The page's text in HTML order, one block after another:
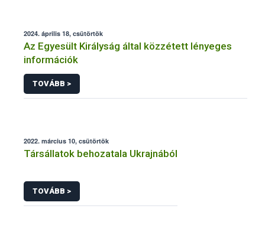
2024. április 18, csütörtök
Az Egyesült Királyság által közzétett lényeges
információk
TOVÁBB >
2022. március 10, csütörtök
Társállatok behozatala Ukrajnából
TOVÁBB >